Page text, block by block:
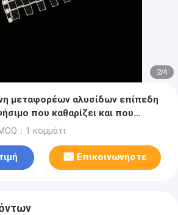
2/4
μεταφορέων αλυσίδων επίπεδη
που καθαρίζει και που
：1 κομμάτι
Επικοινωνήστε